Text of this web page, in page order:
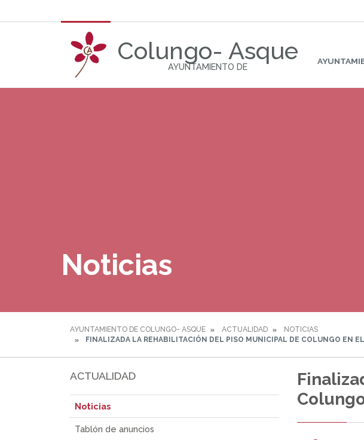
Colungo- Asque
AYUNTAMIENTO DE
Noticias
AYUNTAMIENTO DE COLUNGO- ASQUE ACTUALIDAD
NOTICIAS
FINALIZADA LA REHABILITACIÓN DEL PISO MUNICIPAL DE COLUNGO EN
ACTUALIDAD
Noticias
Tablón de anuncios